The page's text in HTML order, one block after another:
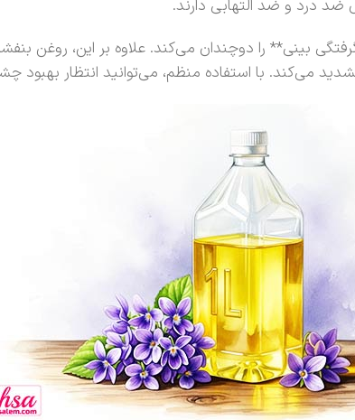
درد و ضد التهابی دارند.
بینی** را دوچندان می‌کند. علاوه بر این، روغن
با استفاده منظم، می‌توانید انتظار بهبود